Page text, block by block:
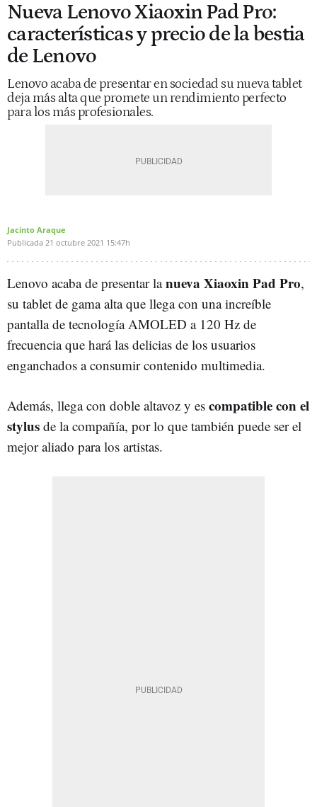
Nueva Lenovo Xiaoxin Pad Pro:
características y precio de la bestia
de Lenovo
Lenovo acaba de presentar en sociedad su nueva tablet
deja más alta que promete un rendimiento perfecto
para los más profesionales.
Jacinto Araque
Publicada 21 octubre 2021 15:47h
Lenovo acaba de presentar lanueva Xiaoxin Pad Pro,
su tablet de gama alta que llega con una increíble
pantalla de tecnología AMOLED a 120 Hz de
frecuencia que hará las delicias de los usuarios
enganchados a consumir contenido multimedia.
Además, llega con doble altavoz y es compatible con el
stylus de la compañía, por lo que también puede ser el
mejor aliado para los artistas.